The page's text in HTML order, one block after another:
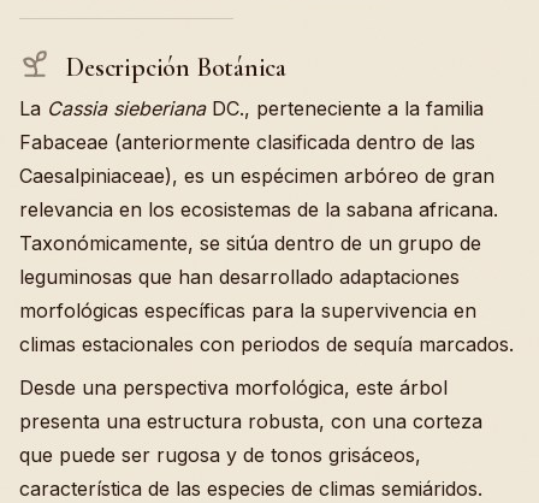
Descripción Botánica
La Cassia sieberianaDC., perteneciente a la familia
Fabaceae (anteriormente clasificada dentro de las
Caesalpiniaceae), es un espécimen arbóreo de gran
relevancia en los ecosistemas de la sabana africana.
Taxonómicamente, se sitúa dentro de un grupo de
leguminosas que han desarrollado adaptaciones
morfológicas específicas para la supervivencia en
climas estacionales con periodos de sequía marcados.
Desde una perspectiva morfológica, este árbol
presenta una estructura robusta, con una corteza
que puede ser rugosa y de tonos grisáceos,
característica de las especies de climas semiáridos.